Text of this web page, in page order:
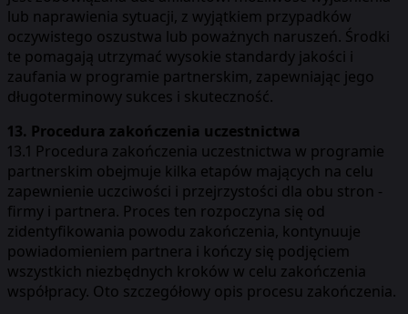
lub naprawienia sytuacji, z wyjątkiem przypadków
oczywistego oszustwa lub poważnych naruszeń. Środki
te pomagają utrzymać wysokie standardy jakości i
zaufania w programie partnerskim, zapewniając jego
długoterminowy sukces i skuteczność.
13. Procedura zakończenia uczestnictwa
13.1 Procedura zakończenia uczestnictwa w programie
partnerskim obejmuje kilka etapów mających na celu
zapewnienie uczciwości i przejrzystości dla obu stron -
firmy i partnera. Proces ten rozpoczyna się od
zidentyfikowania powodu zakończenia, kontynuuje
powiadomieniem partnera i kończy się podjęciem
wszystkich niezbędnych kroków w celu zakończenia
współpracy. Oto szczegółowy opis procesu zakończenia.